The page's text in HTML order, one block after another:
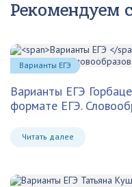
Рекомендуем
Варианты ЕГЭ
формате ЕГЭ.
Читать далее
Варианты ЕГЭ